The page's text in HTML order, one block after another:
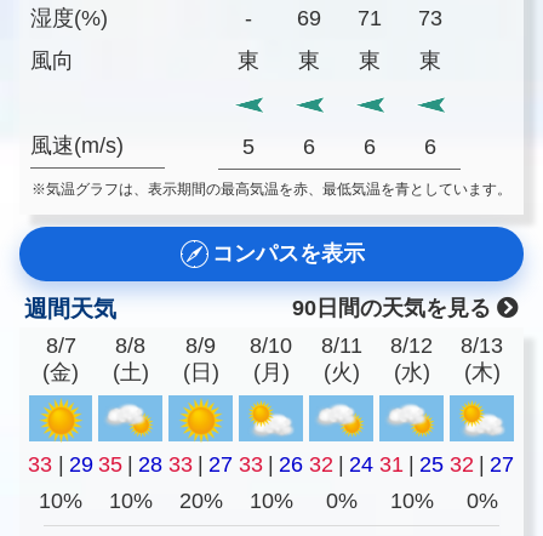
湿度(%)
風向
風速(m/s)
-
69 71
73
東
東 東 東
5 6 6 6
※気温グラフは、表示期間の最高気温を赤、最低気温を青としています。
コンパスを表示
週間天気
90日間の天気を見る
8/7
(金)
8/8
(土)
8/9
(日)
8/10
(月)
8/11
(火)
8/12
(水)
8/13
(木)
33 29 35 28 33 27 33 26 32 24 31 25 32
27
10%
10% 20% 10% 0% 10% 0%